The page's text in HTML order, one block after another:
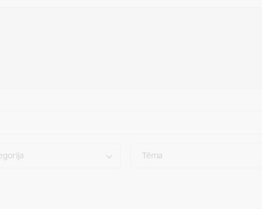
Tēma